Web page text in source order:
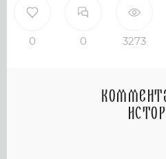
0 0 3273